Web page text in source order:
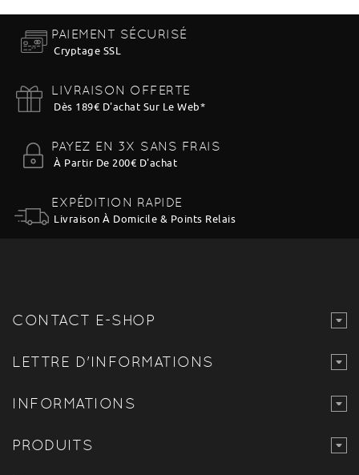
PAIEMENT SÉCURISÉ
Cryptage SSL
LIVRAISON OFFERTE
Dès 189€ D'achat Sur Le Web*
PAYEZ EN 3X SANS FRAIS
À Partir De 200€ D'achat
EXPÉDITION RAPIDE
Livraison À Domicile & Points Relais
CONTACT E-SHOP
LETTRE D'INFORMATIONS
INFORMATIONS
PRODUITS